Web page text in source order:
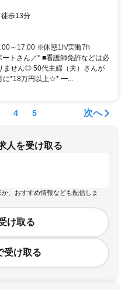
歩13分
～17:00 ※休憩1h/実働7h
トさん／* ■看護師免許などは必
ません◎ 50代主婦（夫）さんが
に*18万円以上☆* ━...
4 5 次へ
人を受け取る
、おすすめ情報なども配信しま
け取る
受け取る